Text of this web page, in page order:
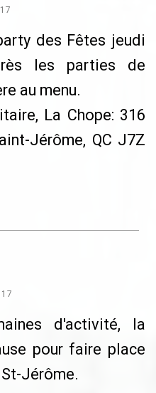
est évolutive en
gouvernementales.
mentionnées
ne soient pas
intermunicipale de
Rivière-Du-Nord se
l’accès aux
ou à l’individu
collaboration,
des Fêtes jeudi
les parties de
au menu.
La Chope: 316
Jérôme, QC J7Z
d'activité, la
pour faire place
Jérôme.